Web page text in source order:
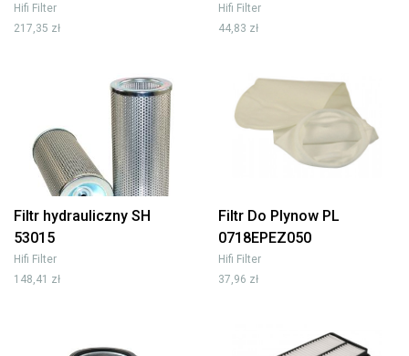
Hifi Filter
217,35 zł
Hifi Filter
44,83 zł
Filtr hydrauliczny SH
53015
Hifi Filter
148,41 zł
Filtr Do Plynow PL
0718EPEZ050
Hifi Filter
37,96 zł